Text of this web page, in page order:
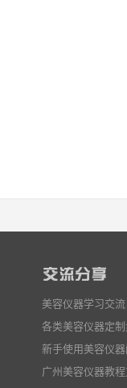
美容仪器学习交流
各类美容仪器定
新手使用美容仪
广州美容仪器教